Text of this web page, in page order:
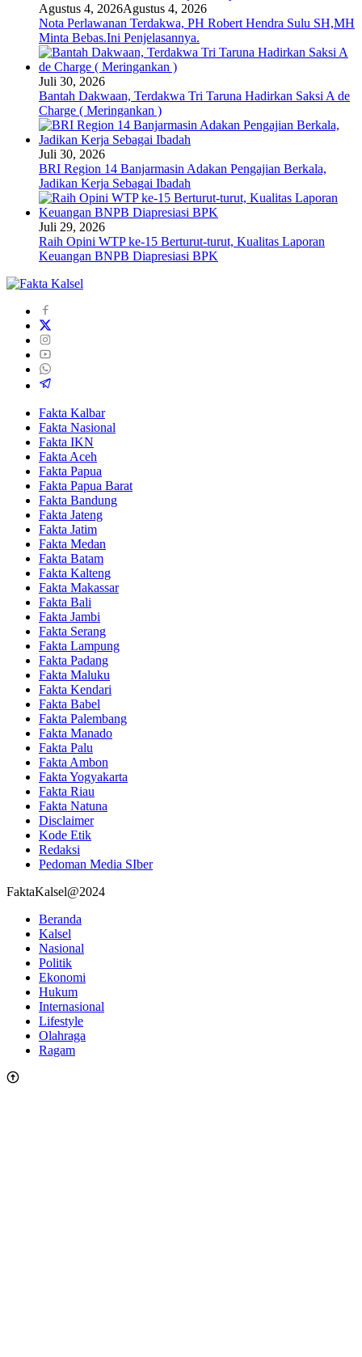
Agustus 4, 2026Agustus 4, 2026
Nota Perlawanan Terdakwa, PH Robert Hendra Sulu SH,MH
Minta Bebas.Ini Penjelasannya.
Juli 30, 2026
Bantah Dakwaan, Terdakwa Tri Taruna Hadirkan Saksi A de
Charge ( Meringankan )
Juli 30, 2026
BRI Region 14 Banjarmasin Adakan Pengajian Berkala,
Jadikan Kerja Sebagai Ibadah
Juli 29, 2026
Raih Opini WTP ke-15 Berturut-turut, Kualitas Laporan
Keuangan BNPB Diapresiasi BPK
Fakta Kalbar
Fakta Nasional
Fakta IKN
Fakta Aceh
Fakta Papua
Fakta Papua Barat
Fakta Bandung
Fakta Jateng
Fakta Jatim
Fakta Medan
Fakta Batam
Fakta Kalteng
Fakta Makassar
Fakta Bali
Fakta Jambi
Fakta Serang
Fakta Lampung
Fakta Padang
Fakta Maluku
Fakta Kendari
Fakta Babel
Fakta Palembang
Fakta Manado
Fakta Palu
Fakta Ambon
Fakta Yogyakarta
Fakta Riau
Fakta Natuna
Disclaimer
Kode Etik
Redaksi
Pedoman Media SIber
FaktaKalsel@2024
Beranda
Kalsel
Nasional
Politik
Ekonomi
Hukum
Internasional
Lifestyle
Olahraga
Ragam